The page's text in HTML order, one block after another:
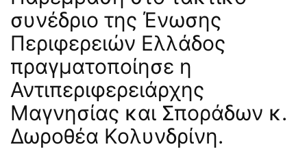
συνέδριο της Ένωσης
Περιφερειών Ελλάδος
πραγματοποίησε η
Αντιπεριφερειάρχης
Μαγνησίας και Σποράδων κ.
Δωροθέα Κολυνδρίνη.